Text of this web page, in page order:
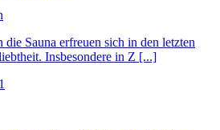
die Sauna erfreuen sich in den letzten
Insbesondere in Z [...]